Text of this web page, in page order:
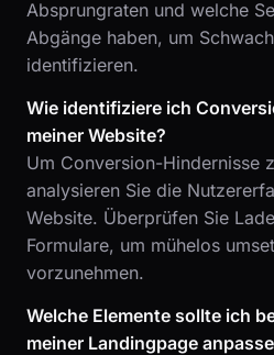
Absprungraten und welche
Abgänge haben, um
identifizieren.
Wie identifiziere ich
meiner Website?
Um Conversion-Hindernisse
analysieren Sie die
Website. Überprüfen Sie
Formulare, um mühelos
vorzunehmen.
Welche Elemente sollte ich
meiner Landingpage